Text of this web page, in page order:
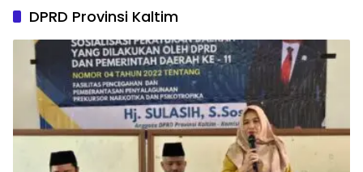
DPRD Provinsi Kaltim